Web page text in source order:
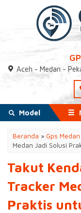
Aceh - Medan -
Model
Beranda » Gps Medan
Medan Jadi Solusi
Takut
Tracker
Praktis